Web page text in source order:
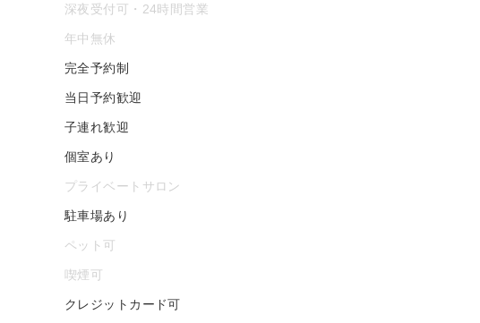
深夜受付可・24時間営業
年中無休
完全予約制
当日予約歓迎
子連れ歓迎
個室あり
プライベートサロン
駐車場あり
ペット可
喫煙可
クレジットカード可